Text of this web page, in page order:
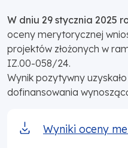
W dniu 29 stycznia 2025
oceny merytorycznej
projektów złożonych w
IZ.00-058/24.
Wynik pozytywny uzyskało
dofinansowania
Wyniki oceny